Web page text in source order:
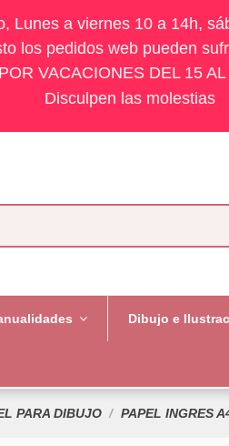
Lunes a viernes 10 a 14h,
los pedidos web pueden
VACACIONES DEL 15
Disculpen las molestias
Dibujo e
PARA DIBUJO PAPEL INGRES